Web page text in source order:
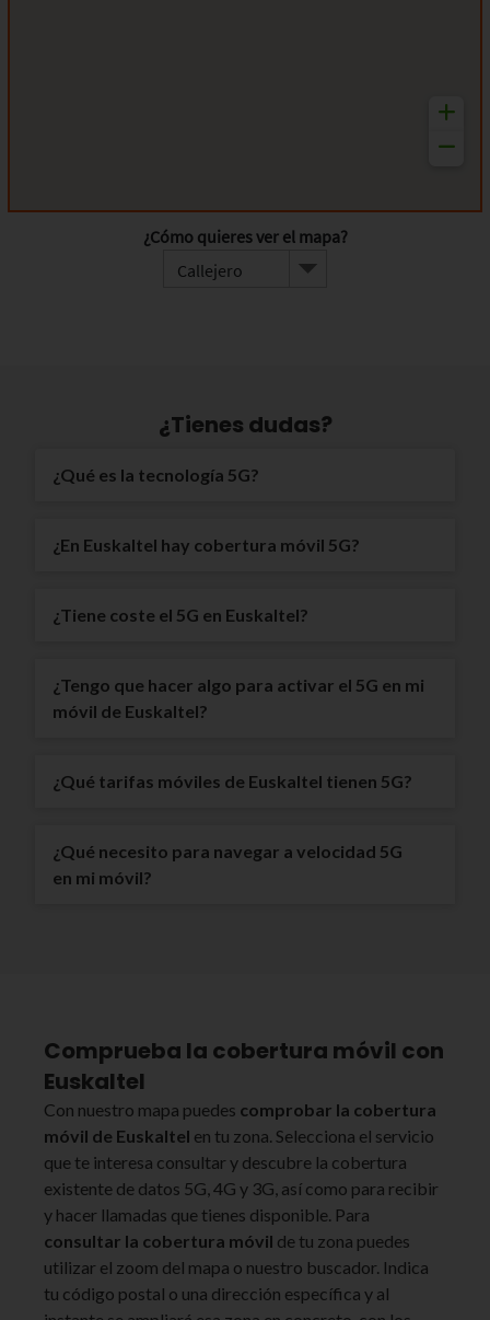
¿Tienes dudas?
¿Qué es la tecnología 5G?
¿En Euskaltel hay cobertura móvil 5G?
¿Tiene coste el 5G en Euskaltel?
¿Tengo que hacer algo para activar el 5G en mi
móvil de Euskaltel?
¿Qué tarifas móviles de Euskaltel tienen 5G?
¿Qué necesito para navegar a velocidad 5G
en mi móvil?
Comprueba la cobertura móvil con
Euskaltel
Con nuestro mapa puedes comprobar la cobertura
móvil de Euskaltel en tu zona. Selecciona el servicio
que te interesa consultar y descubre la cobertura
existente de datos 5G, 4G y 3G, así como para recibir
y hacer llamadas que tienes disponible. Para
consultar la cobertura móvil de tu zona puedes
utilizar el zoom del mapa o nuestro buscador. Indica
tu código postal o una dirección específica y al